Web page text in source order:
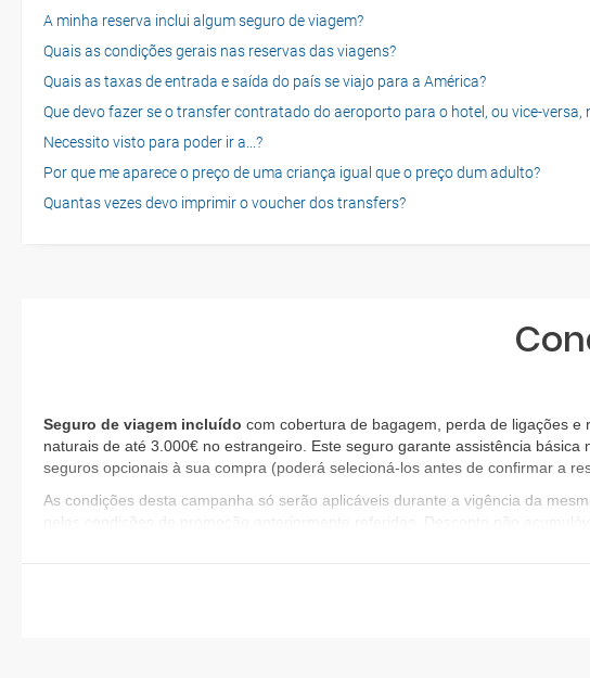
A minha reserva inclui algum seguro de viagem?
Quais as condições gerais nas reservas das viagens?
Quais as taxas de entrada e saída do país se viajo para a América?
Que devo fazer se o transfer contratado do aeroporto para o hotel, ou vice-versa,
Necessito visto para poder ir a...?
Por que me aparece o preço de uma criança igual que o preço dum adulto?
Quantas vezes devo imprimir o voucher dos transfers?
Seguro de viagem incluído com cobertura de bagagem, perda de ligações
naturais de até 3.000€ no estrangeiro. Este seguro garante assistência
seguros opcionais à sua compra (poderá selecioná-los antes de confirmar a
As condições desta campanha só serão aplicáveis durante a vigência da
pelas condições de promoção anteriormente referidas. Desconto não